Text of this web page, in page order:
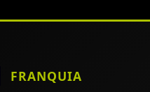
FRANQUIA